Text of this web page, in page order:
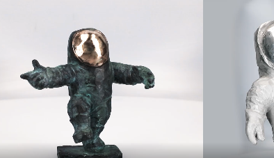
vermittelt ein Wir-Gefühl, das sich jenseits von
definiert und gleichsam für Zukunft,
der Raumfahrt, zu einem Archetyp des
seines Lebens den Planeten verlässt, um
im weißen Raumanzug auch für einen Moment